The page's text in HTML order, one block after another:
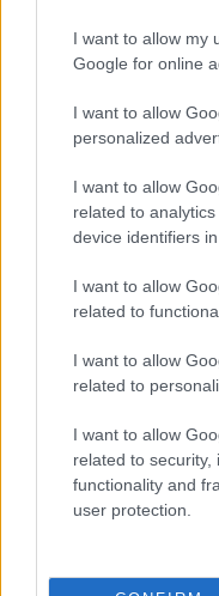
I want to allow my
Google for online
I want to allow
personalized
I want to allow
related to
device identifiers in
I want to allow
related to
I want to allow
related to
I want to allow
related to security,
functionality and
user protection.
Kassai a
"Remélem, ez
el a jövőjét
A 322. magyar
Viktor szerint kiváló
Drogábával fog
futballban képzeli el